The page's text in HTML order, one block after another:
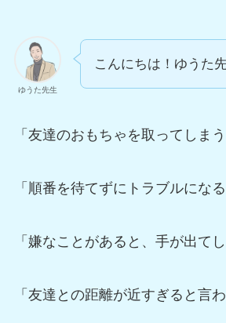
ゆうた先生
こんにちは！ゆうた
「友達のおもちゃを取ってしまう
「順番を待てずにトラブルになる
「嫌なことがあると、手が出てし
「友達との距離が近すぎると言わ